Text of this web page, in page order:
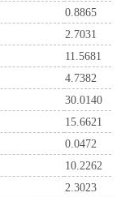
0.8865
2.7031
11.5681
4.7382
30.0140
15.6621
0.0472
10.2262
2.3023